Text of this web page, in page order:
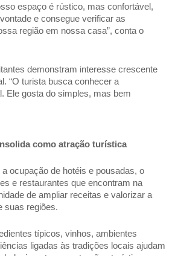
espaço é rústico, mas confortável,
e consegue verificar as
região em nossa casa”, conta o
demonstram interesse crescente
“O turista busca conhecer a
Ele gosta do simples, mas bem
como atração turística
ocupação de hotéis e pousadas, o
e restaurantes que encontram na
de ampliar receitas e valorizar a
suas regiões.
típicos, vinhos, ambientes
ligadas às tradições locais ajudam